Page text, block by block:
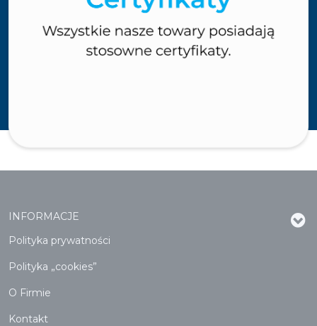
INFORMACJE
Polityka prywatności
Polityka „cookies”
O Firmie
Kontakt